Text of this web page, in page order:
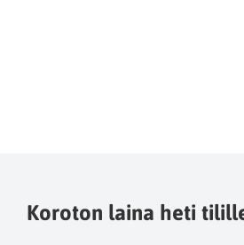
Koroton laina heti